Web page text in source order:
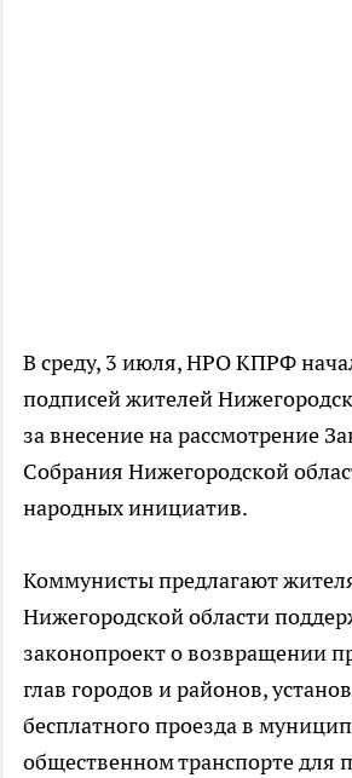
В среду, 3 июля, НРО КПРФ
подписей жителей
за внесение на рассмотрение
Собрания Нижегородской
народных инициатив.
Коммунисты предлагают
Нижегородской области
законопроект о возвращении
глав городов и районов,
бесплатного проезда в
общественном транспорте для